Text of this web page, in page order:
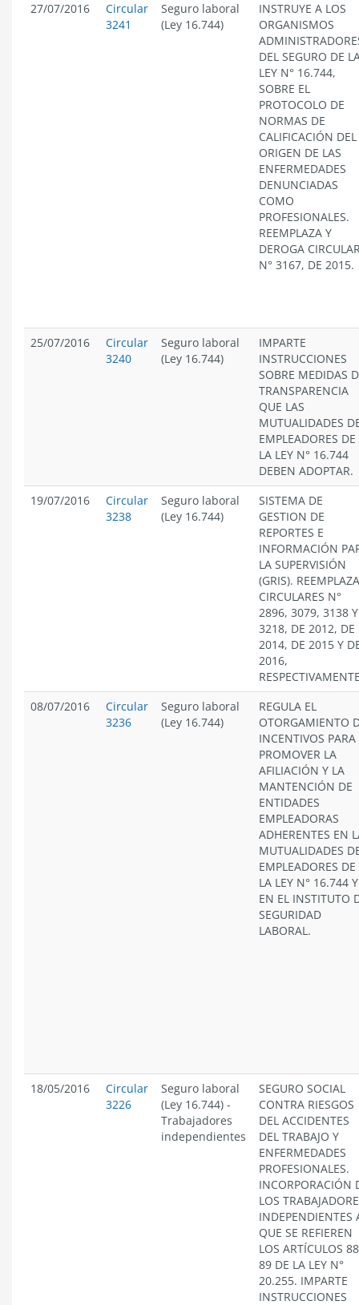
27/07/2016
Circular
3241
Seguro laboral
(Ley 16.744)
INSTRUYE A LOS
ORGANISMOS
DEL SEGURO DE
LEY N° 16.744,
SOBRE EL
PROTOCOLO DE
NORMAS DE
CALIFICACIÓN DEL
ORIGEN DE LAS
ENFERMEDADES
DENUNCIADAS
COMO
PROFESIONALES.
REEMPLAZA Y
DEROGA
N° 3167, DE 2015.
25/07/2016
Circular
3240
Seguro laboral
(Ley 16.744)
IMPARTE
INSTRUCCIONES
SOBRE MEDIDAS
TRANSPARENCIA
QUE LAS
MUTUALIDADES
EMPLEADORES DE
LA LEY N° 16.744
DEBEN ADOPTAR.
19/07/2016
Circular
3238
Seguro laboral
(Ley 16.744)
SISTEMA DE
GESTION DE
REPORTES E
INFORMACIÓN
LA SUPERVISIÓN
(GRIS). REEMPLAZA
CIRCULARES N°
2896, 3079, 3138 Y
3218, DE 2012, DE
2014, DE 2015 Y
2016,
08/07/2016
Circular
3236
Seguro laboral
(Ley 16.744)
REGULA EL
OTORGAMIENTO
INCENTIVOS PARA
PROMOVER LA
AFILIACIÓN Y LA
MANTENCIÓN DE
ENTIDADES
EMPLEADORAS
ADHERENTES EN
MUTUALIDADES
EMPLEADORES DE
LA LEY N° 16.744 Y
EN EL INSTITUTO
SEGURIDAD
LABORAL.
18/05/2016
Circular
3226
Seguro laboral
(Ley 16.744) -
Trabajadores
independientes
SEGURO SOCIAL
CONTRA RIESGOS
DEL ACCIDENTES
DEL TRABAJO Y
ENFERMEDADES
PROFESIONALES.
INCORPORACIÓN
LOS
INDEPENDIENTES
QUE SE REFIEREN
LOS ARTÍCULOS
89 DE LA LEY N°
20.255. IMPARTE
INSTRUCCIONES